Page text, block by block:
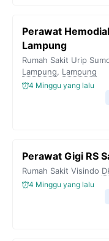
Perawat
Lampung
Rumah Sakit Urip
Lampung, Lampung
4 Minggu yang lalu
Perawat Gigi RS
Rumah Sakit Visindo
4 Minggu yang lalu